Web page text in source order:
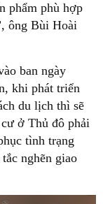
phẩm phù hợp
ông Bùi Hoài
ban ngày
khi phát triển
du lịch thì sẽ
ở Thủ đô phải
tình trạng
nghẽn giao